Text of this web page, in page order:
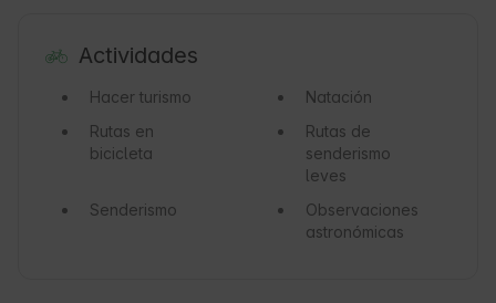
Actividades
Hacer turismo
Natación
Rutas en
bicicleta
Rutas de
senderismo
leves
Senderismo
Observaciones
astronómicas